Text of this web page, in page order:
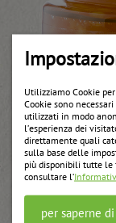
Utilizziamo Cookie
Cookie sono
utilizzati in modo
l’esperienza dei
direttamente quali
sulla base delle
più disponibili tutte
consultare l’
per saperne